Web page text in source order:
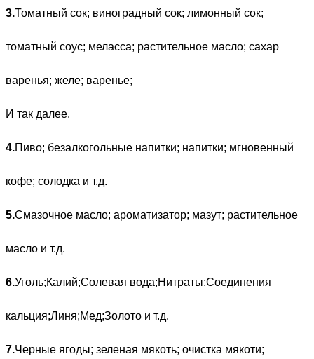
3.Томатный сок; виноградный сок; лимонный сок;
томатный соус; меласса; растительное масло; сахар
варенья; желе; варенье;
И так далее.
4.Пиво; безалкогольные напитки; напитки; мгновенный
кофе; солодка и т.д.
5.Смазочное масло; ароматизатор; мазут; растительное
масло и т.д.
6.Уголь;Калий;Солевая вода;Нитраты;Соединения
кальция;Линя;Мед;Золото и т.д.
7.Черные ягоды; зеленая мякоть; очистка мякоти;